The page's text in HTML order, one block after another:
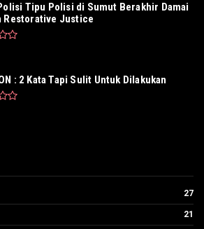
Tipu Polisi di Sumut Berakhir Damai
Restorative Justice
: 2 Kata Tapi Sulit Untuk Dilakukan
27
21